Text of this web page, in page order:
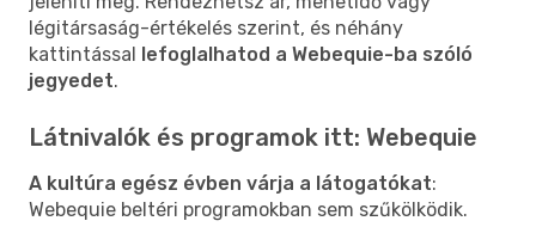
légitársaság-értékelés szerint, és néhány
kattintással lefoglalhatod a Webequie-ba szóló
jegyedet.
Látnivalók és programok itt: Webequie
A kultúra egész évben várja a látogatókat:
Webequie beltéri programokban sem szűkölködik.